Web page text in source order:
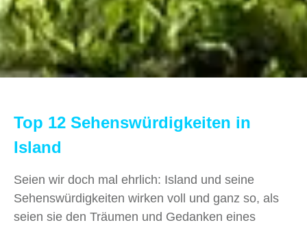
Top 12 Sehenswürdigkeiten in
Island
Seien wir doch mal ehrlich: Island und seine
Sehenswürdigkeiten wirken voll und ganz so, als
seien sie den Träumen und Gedanken eines